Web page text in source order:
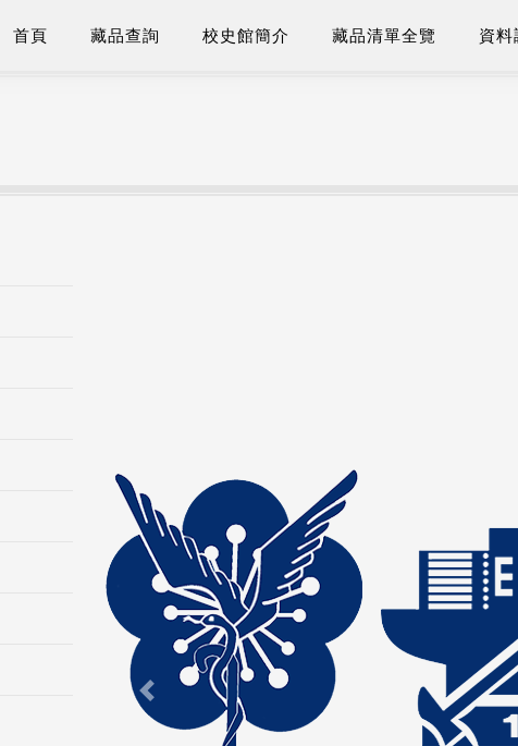
首頁 藏品查詢 校史館簡介 藏品清單全覽 資料
Previous